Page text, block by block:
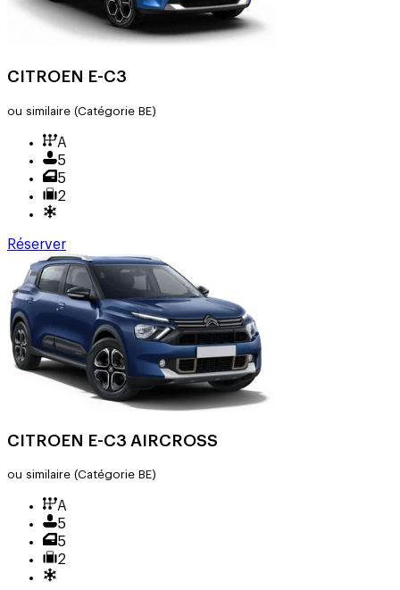
CITROEN E-C3
ou similaire (Catégorie BE)
A
5
5
2
Réserver
CITROEN E-C3 AIRCROSS
ou similaire (Catégorie BE)
A
5
5
2